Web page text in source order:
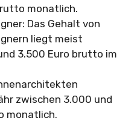
monatlich.
Das Gehalt von
liegt meist
3.500 Euro brutto im
zwischen 3.000 und
monatlich.